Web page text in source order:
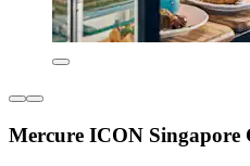
Mercure ICON Singapore